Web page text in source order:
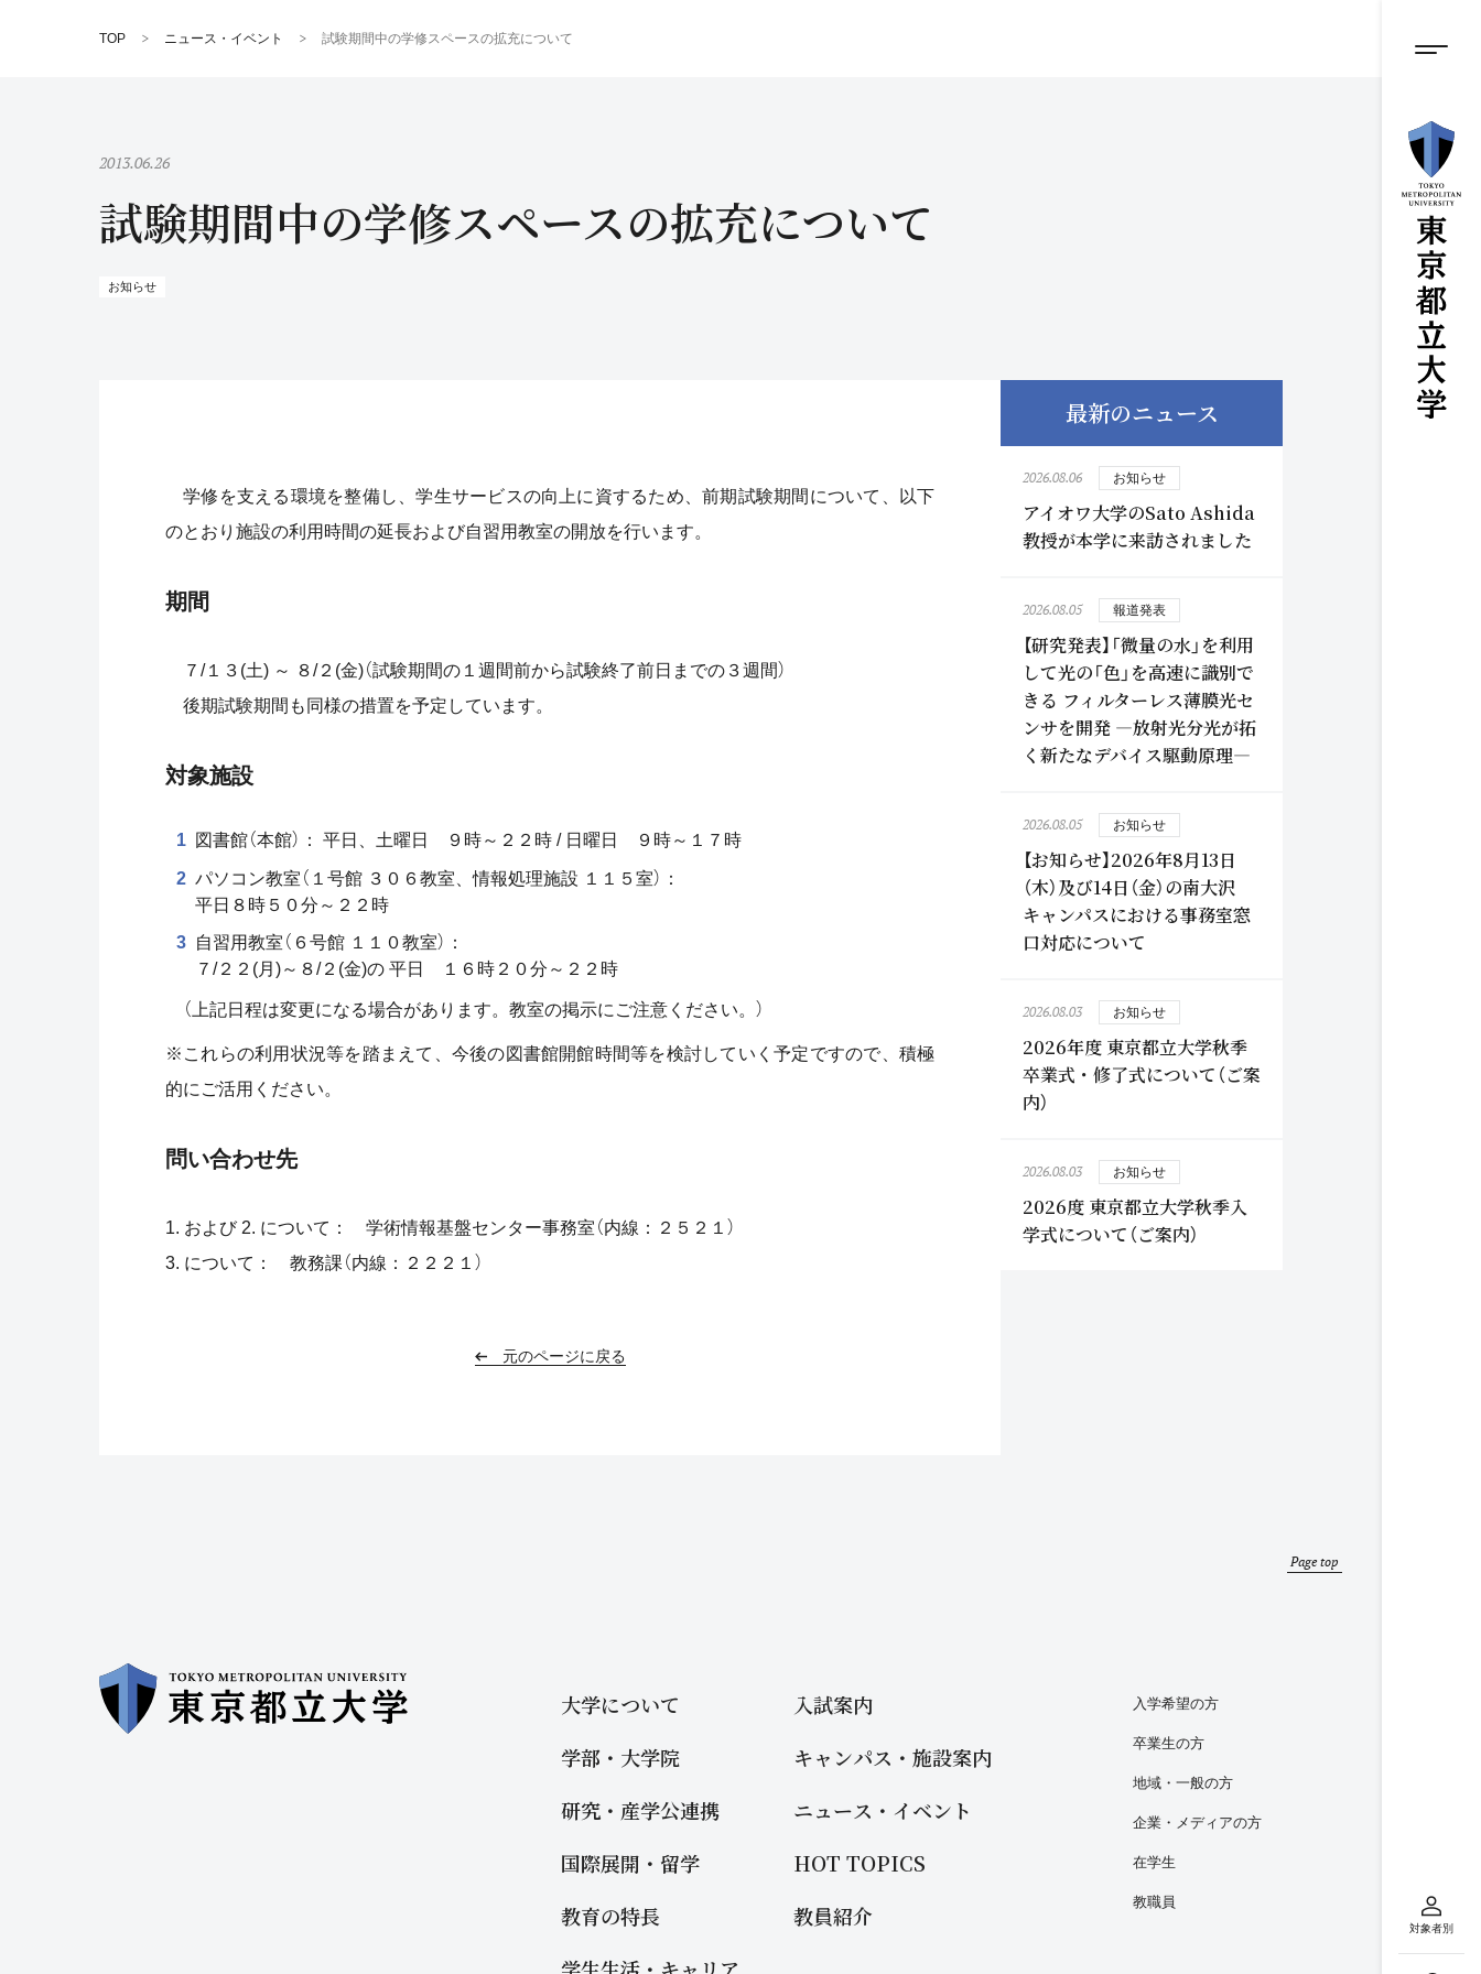
ン
ン
ツ
に
ス
キ
ッ
プ
メニ
対象者別
TOP ニュース・イベント 試験期間中の学修スペースの拡充について
2013.06.26
試験期間中の学修スペースの拡充について
お知らせ
学修を支える環境を整備し、学生サービスの向上に資するため、前期試験期間について、以下
のとおり施設の利用時間の延長および自習用教室の開放を行います。
期間
７/１３(土) ～ ８/２(金)（試験期間の１週間前から試験終了前日までの３週間）
後期試験期間も同様の措置を予定しています。
対象施設
図書館（本館）： 平日、土曜日 ９時～２２時 / 日曜日 ９時～１７時
パソコン教室（１号館 ３０６教室、情報処理施設 １１５室）：
平日８時５０分～２２時
自習用教室（６号館 １１０教室）：
７/２２(月)～８/２(金)の 平日 １６時２０分～２２時
（上記日程は変更になる場合があります。教室の掲示にご注意ください。）
※これらの利用状況等を踏まえて、今後の図書館開館時間等を検討していく予定ですので、積極
的にご活用ください。
問い合わせ先
1. および 2. について： 学術情報基盤センター事務室（内線：２５２１）
3. について： 教務課（内線：２２２１）
元のページに戻る
最新のニュース
2026.08.06 お知らせ
アイオワ大学のSato Ashida
教授が本学に来訪されました
2026.08.05 報道発表
【研究発表】「微量の水」を利用
して光の「色」を高速に識別で
きる フィルターレス薄膜光セ
ンサを開発 ―放射光分光が拓
く新たなデバイス駆動原理―
2026.08.05 お知らせ
【お知らせ】2026年8月13日
（木）及び14日（金）の南大沢
キャンパスにおける事務室窓
口対応について
2026.08.03 お知らせ
2026年度 東京都立大学秋季
卒業式・修了式について（ご案
内）
2026.08.03 お知らせ
2026度 東京都立大学秋季入
学式について（ご案内）
Page top
大学について
学部・大学院
研究・産学公連携
国際展開・留学
教育の特長
学生生活・キャリア
入試案内
キャンパス・施設案内
ニュース・イベント
HOT TOPICS
教員紹介
入学希望の方
卒業生の方
地域・一般の方
企業・メディアの方
在学生
教職員